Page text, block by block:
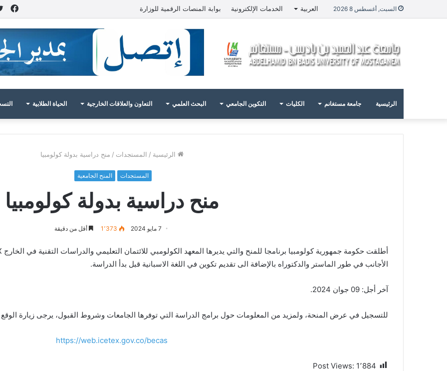
السبت, أغسطس 8 2026 العربية الخدمات الإلكترونية بوابة المنصات الرقمية للوزارة
الرئيسية جامعة مستغانم الكليات التكوين الجامعي البحث العلمي التعاون والعلاقات الخارجية الحياة الطلابية
الرئيسية / المستجدات / منح دراسية بدولة كولومبيا
المستجدات المنح الجامعية
منح دراسية بدولة كولومبيا
7 مايو 2024 1٬373 أقل من دقيقة
الأجانب في طور الماستر والدكتوراه بالإضافة الى تقديم تكوين في اللغة الاسبانية قبل بدأ الدراسة.
آخر أجل: 09 جوان 2024.
للتسجيل في عرض المنحة، ولمزيد من المعلومات حول برامج الدراسة التي توفرها الجامعات وشروط القبول، يرجى زيارة الوقع
https://web.icetex.gov.co/becas
Post Views: 1٬884